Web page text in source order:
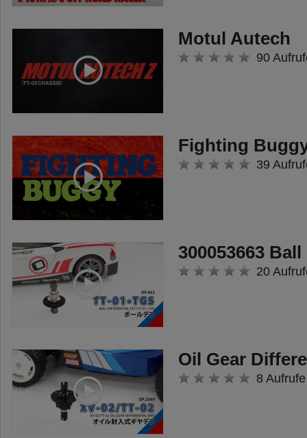
Motul Autech
90
Fighting
39
300053663
20
Oil Gear
8 Aufrufe